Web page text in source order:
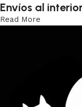
Envíos al
Read More